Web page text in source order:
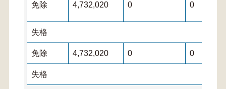
免除 4,732,020 0 0
失格
免除 4,732,020 0 0
失格